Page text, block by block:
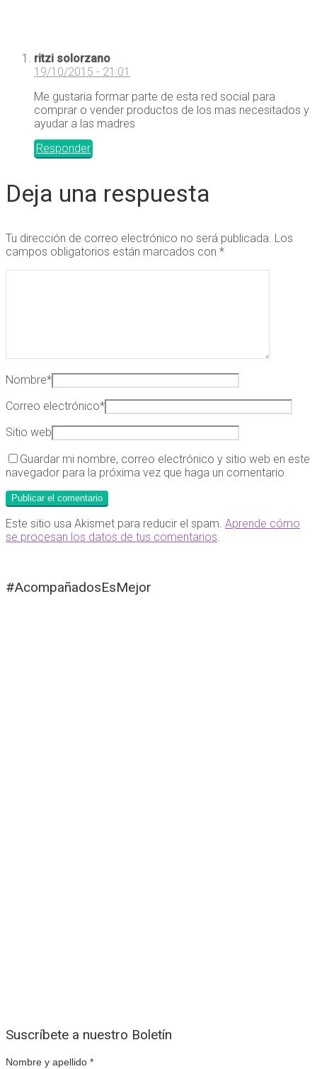
ritzi solorzano
19/10/2015 - 21:01
Me gustaria formar parte de esta red social para
comprar o vender productos de los mas necesitados y
ayudar a las madres
Responder
Deja una respuesta
Tu dirección de correo electrónico no será publicada. Los
campos obligatorios están marcados con *
Nombre*
Correo electrónico*
Sitio web
Guardar mi nombre, correo electrónico y sitio web en este
navegador para la próxima vez que haga un comentario.
Este sitio usa Akismet para reducir el spam. Aprende cómo
se procesan los datos de tus comentarios.
#AcompañadosEsMejor
Suscríbete a nuestro Boletín
Nombre y apellido *